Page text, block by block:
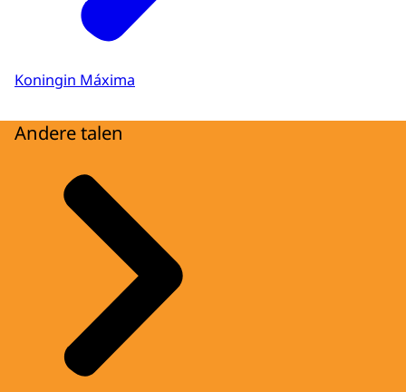
Koningin Máxima
Andere talen